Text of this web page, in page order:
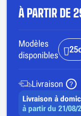
À PARTIR DE
Modèles
disponibles
Livraison
Livraison à
à partir du 21/08/